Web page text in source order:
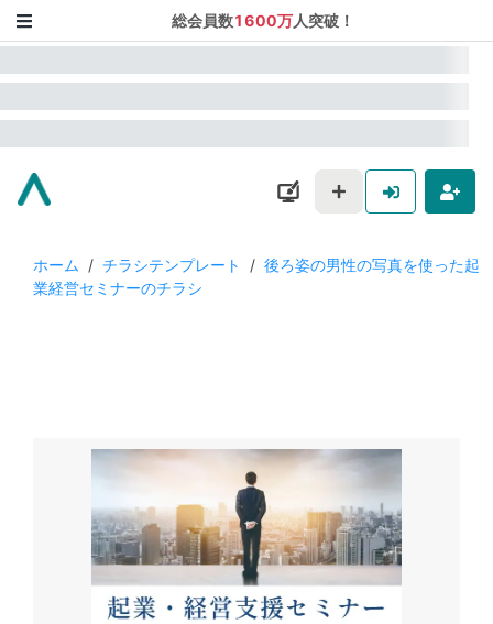
総会員数1600万人突破！
ホーム / チラシテンプレート / 後ろ姿の男性の写真を使った起
業経営セミナーのチラシ